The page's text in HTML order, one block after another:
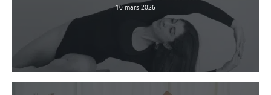
10 mars 2026